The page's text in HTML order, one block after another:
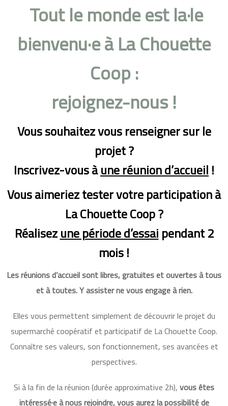
Tout le monde est la·le
bienvenu·e à La Chouette
Coop :
rejoignez-nous !
Vous souhaitez vous renseigner sur le
projet ?
Inscrivez-vous àune réunion d’accueil !
Vous aimeriez tester votre participation à
La Chouette Coop ?
Réalisezune période d’essai pendant 2
mois !
Les réunions d’accueil sont libres, gratuites et ouvertes à tous
et à toutes. Y assister ne vous engage à rien.
Elles vous permettent simplement de découvrir le projet du
supermarché coopératif et participatif de La Chouette Coop.
Connaître ses valeurs, son fonctionnement, ses avancées et
perspectives.
Si à la fin de la réunion (durée approximative 2h), vous êtes
intéressé·e à nous rejoindre, vous aurez la possibilité de